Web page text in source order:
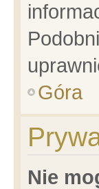
Góra
Nie